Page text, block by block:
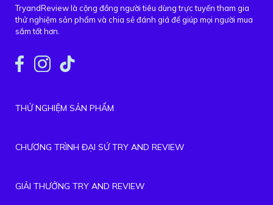
TryandReview là cộng đồng người tiêu dùng trực tuyến tham gia
thử nghiệm sản phẩm và chia sẻ đánh giá để giúp mọi người mua
sắm tốt hơn.
THỬ NGHIỆM SẢN PHẨM
CHƯƠNG TRÌNH ĐẠI SỨ TRY AND REVIEW
GIẢI THƯỞNG TRY AND REVIEW